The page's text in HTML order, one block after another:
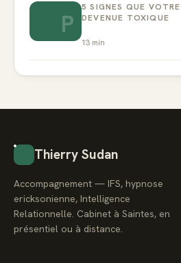
P
5 SIGNES QUE
DEVENUE TOXIQUE
13 min
Thierry Sudan
Accompagnement — IFS, hypnose
ericksonienne, Intelligence
Relationnelle. Cabinet à Saintes, en
présentiel ou à distance.